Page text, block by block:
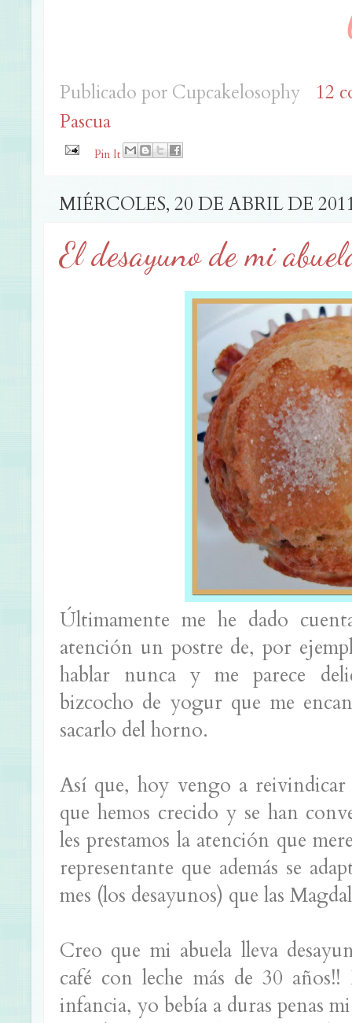
Publicado por Cupcakelosophy
12
Pascua
Pin It
MIÉRCOLES, 20 DE ABRIL DE
El desayuno de mi
Últimamente me he dado
atención un postre de, por
hablar nunca y me parece
bizcocho de yogur que me
sacarlo del horno.
Así que, hoy vengo a reivindicar
que hemos crecido y se han
les prestamos la atención que
representante que además se
mes (los desayunos) que las
Creo que mi abuela lleva
café con leche más de 30
infancia, yo bebía a duras penas